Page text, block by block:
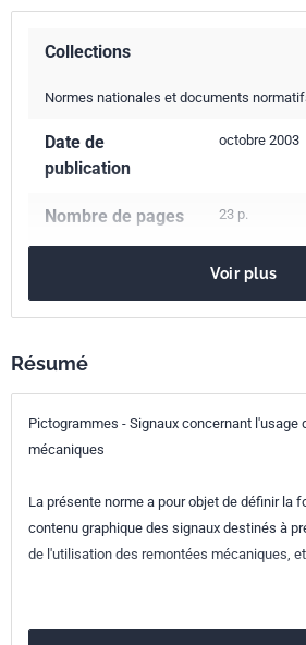
Collections
Normes nationales et documents
Date de
publication
octobre 2003
Nombre de pages 23 p.
Codes ICS
01.080.10
93.110Construction des télésièges
97.220.20Équipements de sports d'hiver
Indice de
classement
Numéro de tirage 1 -
Voir plus
Résumé
Pictogrammes - Signaux concernant l'usage
mécaniques
La présente norme a pour objet de définir la
contenu graphique des signaux destinés à
de l'utilisation des remontées mécaniques,